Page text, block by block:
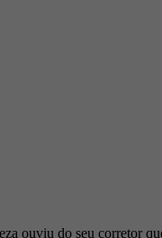
ouviu do seu corretor